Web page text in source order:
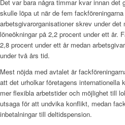
Det var bara några timmar kvar innan
skulle löpa ut när de fem
arbetsgivarorganisationer skrev under
löneökningar på 2,2 procent under ett år.
2,8 procent under ett år medan
under två års tid.
Mest nöjda med avtalet är
att det urholkar företagens internationella
mer flexibla arbetstider och möjlighet till
utsaga för att undvika konflikt, medan
inbetalningar till deltidspension.